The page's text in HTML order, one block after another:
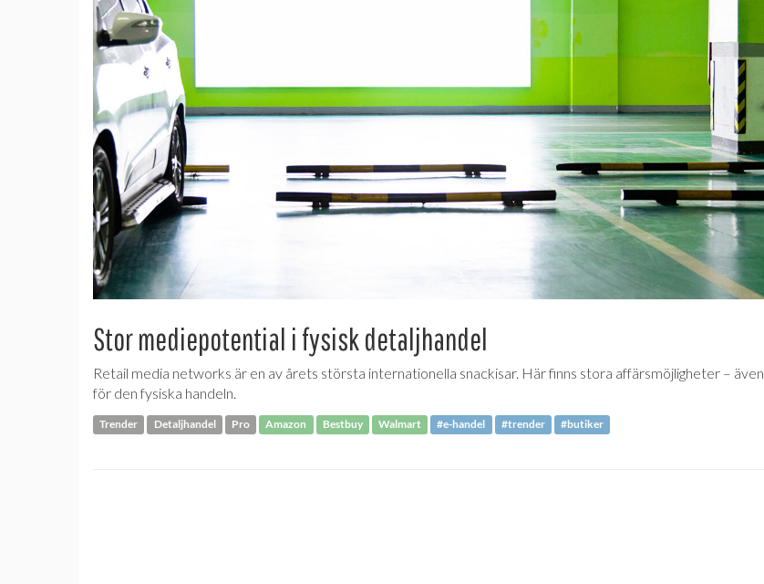
Stor mediepotential i fysisk detaljhandel
Retail media networks är en av årets största internationella snackisar. Här finns stora affärsmöjligheter – även
för den fysiska handeln.
Trender Detaljhandel Pro Amazon Bestbuy Walmart #e-handel #trender #butiker